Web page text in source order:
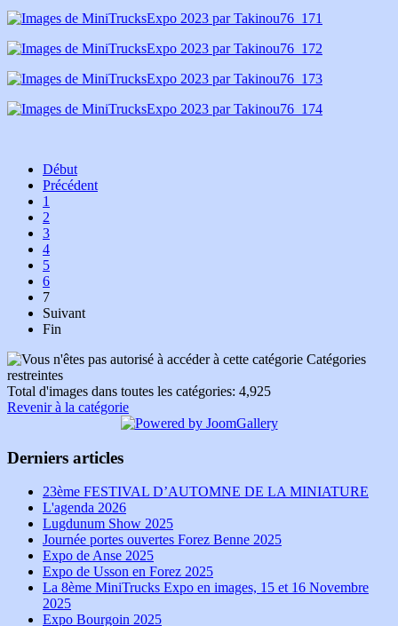
Début
Précédent
1
2
3
4
5
6
7
Suivant
Fin
Catégories
restreintes
Total d'images dans toutes les catégories: 4,925
Revenir à la catégorie
Derniers articles
23ème FESTIVAL D’AUTOMNE DE LA MINIATURE
L'agenda 2026
Lugdunum Show 2025
Journée portes ouvertes Forez Benne 2025
Expo de Anse 2025
Expo de Usson en Forez 2025
La 8ème MiniTrucks Expo en images, 15 et 16 Novembre
2025
Expo Bourgoin 2025